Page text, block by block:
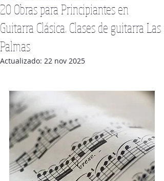
20 Obras para Principiantes en
Guitarra Clásica. Clases de guitarra Las
Palmas
Actualizado: 22 nov 2025